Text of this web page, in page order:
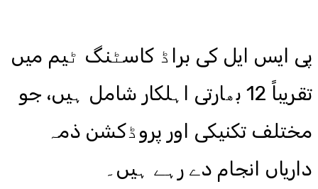
پی ایس ایل کی براڈ کاسٹنگ ٹیم میں
تقریباً 12 بھارتی اہلکار شامل ہیں، جو
مختلف تکنیکی اور پروڈکشن ذمہ
داریاں انجام دے رہے ہیں۔